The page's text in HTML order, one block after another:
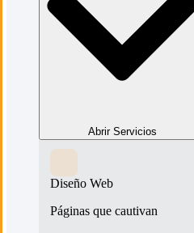
Abrir Servicios
Diseño Web
Páginas que cautivan